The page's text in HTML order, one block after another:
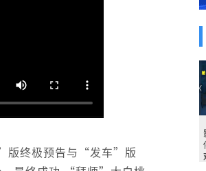
”版终极预告与“发车”版